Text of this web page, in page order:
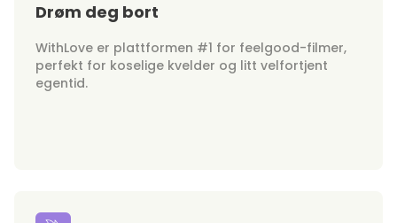
Drøm deg bort
WithLove er plattformen #1 for feelgood-filmer,
perfekt for koselige kvelder og litt velfortjent
egentid.